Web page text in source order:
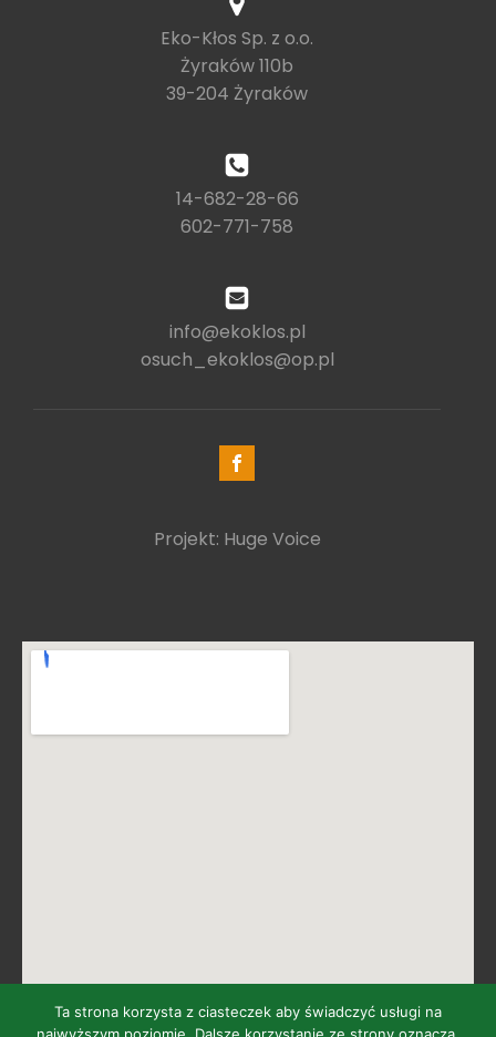
Eko-Kłos Sp. z o.o.
Żyraków 110b
39-204 Żyraków
14-682-28-66
602-771-758
info@ekoklos.pl
osuch_ekoklos@op.pl
Projekt: Huge Voice
Ta strona korzysta z ciasteczek aby świadczyć usługi na